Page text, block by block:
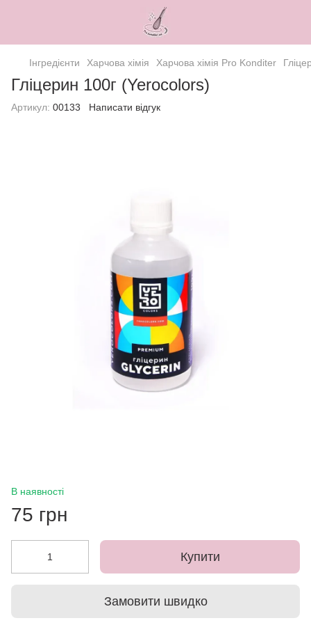
Інгредієнти Харчова хімія Харчова хімія Pro Konditer
Гліцерин 100г (Yerocolors)
Артикул: 00133 Написати відгук
В наявності
75 грн
Купити
Замовити швидко